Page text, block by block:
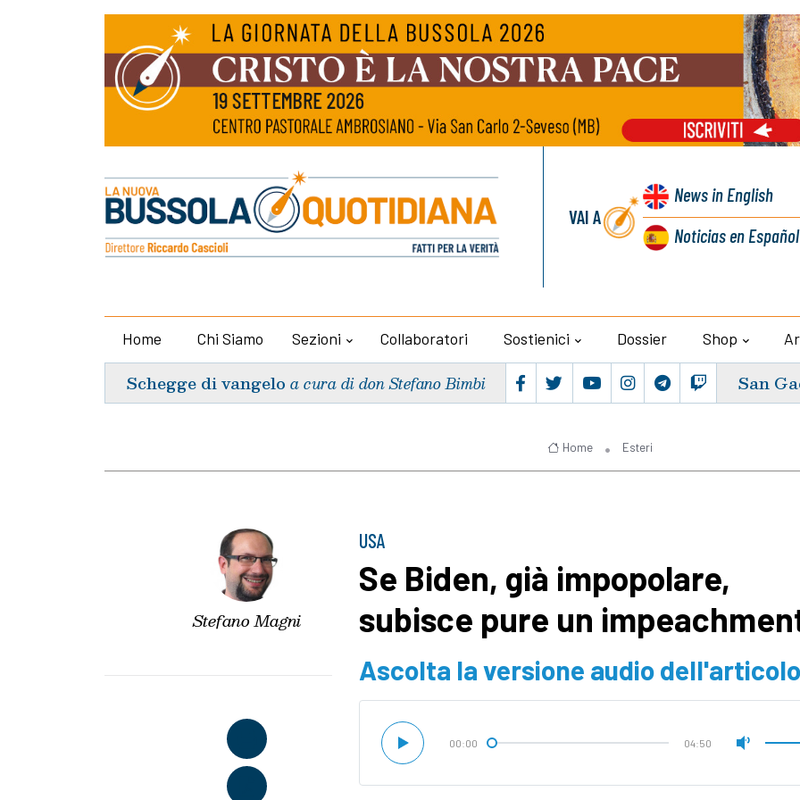
VAI A
Newsin English
Noticiasen Español
Home Chi Siamo Sezioni Collaboratori Sostienici Dossier Shop
Schegge di vangelo a cura di don Stefano Bimbi San
Home Esteri
Stefano Magni
USA
Se Biden, già impopolare,
subisce pure un
Ascolta la versione audio dell'articolo
00:00 04:50